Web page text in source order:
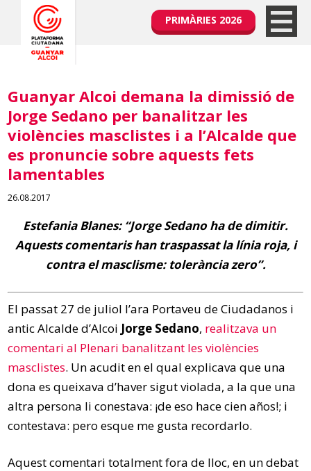
PRIMÀRIES 2026
Guanyar Alcoi demana la dimissió de
Jorge Sedano per banalitzar les
violències masclistes i a l’Alcalde que
es pronuncie sobre aquests fets
lamentables
26.08.2017
Estefania Blanes: “Jorge Sedano ha de dimitir.
Aquests comentaris han traspassat la línia roja, i
contra el masclisme: tolerància zero”.
El passat 27 de juliol l’ara Portaveu de Ciudadanos i
antic Alcalde d’Alcoi Jorge Sedano, realitzava un
comentari al Plenari banalitzant les violències
masclistes. Un acudit en el qual explicava que una
dona es queixava d’haver sigut violada, a la que una
altra persona li conestava: ¡de eso hace cien años!; i
contestava: pero esque me gusta recordarlo.
Aquest comentari totalment fora de lloc, en un debat